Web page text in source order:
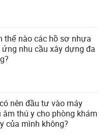
thế nào các hồ sơ nhựa
ứng nhu cầu xây dựng đa
nên đầu tư vào máy
âm thú y cho phòng khám
của mình không?